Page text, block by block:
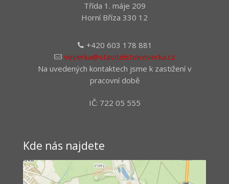
Třída 1. máje 209
Horní Bříza 330 12
+420 603 178 881
veverka@stavitelstviveverka.cz
Na uvedených kontaktech jsme k zastižení v
pracovní době
IČ: 722 05 555
Kde nás najdete